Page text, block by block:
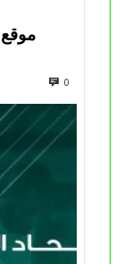
0